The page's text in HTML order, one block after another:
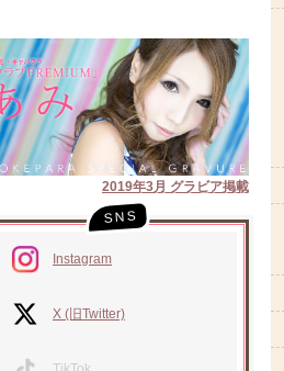
2019年3月 グラビア掲載
Instagram
X (旧Twitter)